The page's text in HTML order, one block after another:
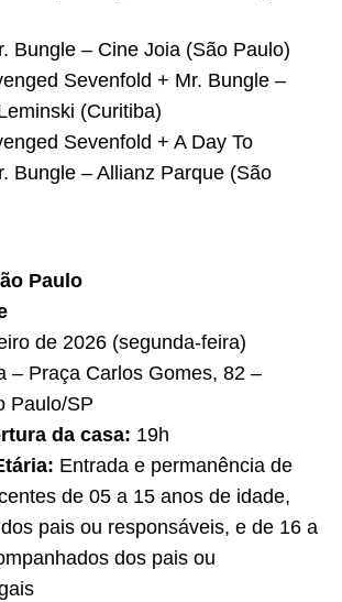
Bungle – Cine Joia (São Paulo)
Sevenfold + Mr. Bungle –
(Curitiba)
Sevenfold + A Day To
Bungle – Allianz Parque (São
Paulo
de 2026 (segunda-feira)
– Praça Carlos Gomes, 82 –
Paulo/SP
da casa: 19h
Entrada e permanência de
de 05 a 15 anos de idade,
pais ou responsáveis, e de 16 a
dos pais ou